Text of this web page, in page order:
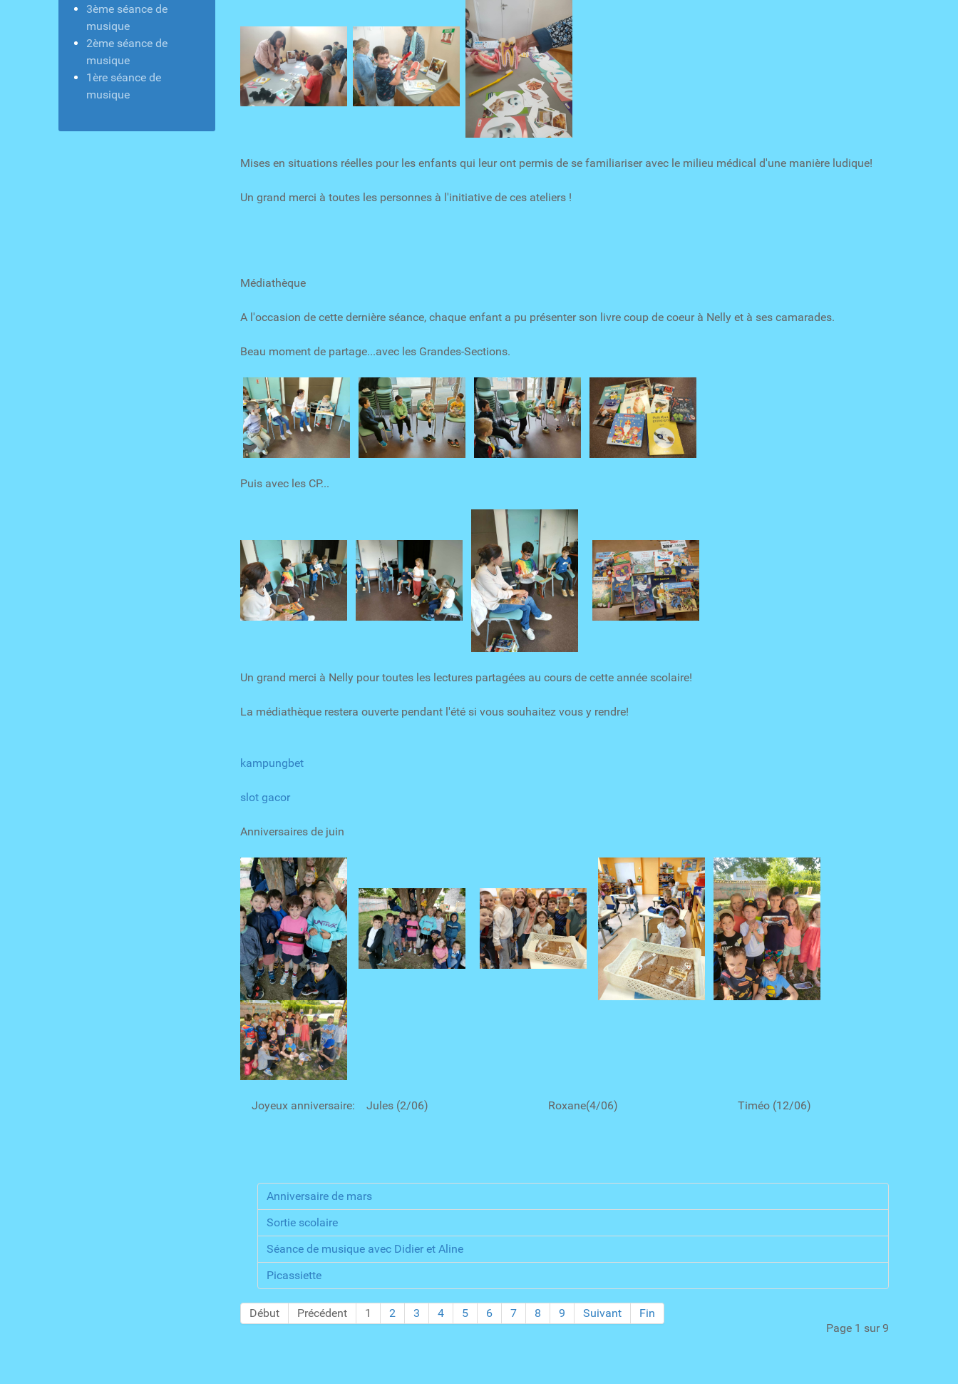
3ème séance de
musique
2ème séance de
musique
1ère séance de
musique
Mises en situations réelles pour les enfants qui leur ont permis de se familiariser avec le milieu médical d'une manière ludique!
Un grand merci à toutes les personnes à l'initiative de ces ateliers !
Médiathèque
A l'occasion de cette dernière séance, chaque enfant a pu présenter son livre coup de coeur à Nelly et à ses camarades.
Beau moment de partage...avec les Grandes-Sections.
Puis avec les CP...
Un grand merci à Nelly pour toutes les lectures partagées au cours de cette année scolaire!
La médiathèque restera ouverte pendant l'été si vous souhaitez vous y rendre!
kampungbet
slot gacor
Anniversaires de juin
Joyeux anniversaire: Jules (2/06) Roxane(4/06) Timéo (12/06)
Anniversaire de mars
Sortie scolaire
Séance de musique avec Didier et Aline
Picassiette
Page 1 sur 9
Début Précédent 1 2 3 4 5 6 7 8 9 Suivant Fin